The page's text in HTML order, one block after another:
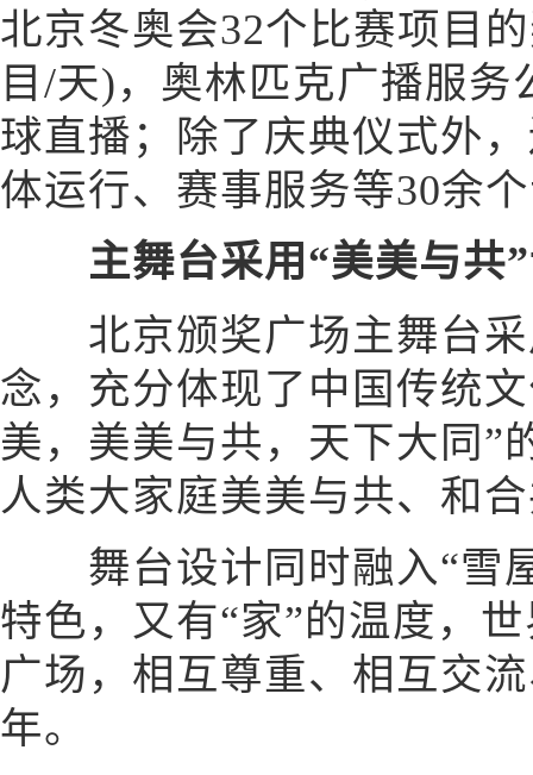
北京冬奥会32个比赛项目
目/天)，奥林匹克广播服
球直播；除了庆典仪式外
体运行、赛事服务等30余
主舞台采用“美美与共”
北京颁奖广场主舞台采
念，充分体现了中国传统
美，美美与共，天下大同”
人类大家庭美美与共、和
舞台设计同时融入“雪
特色，又有“家”的温度，
广场，相互尊重、相互交
年。